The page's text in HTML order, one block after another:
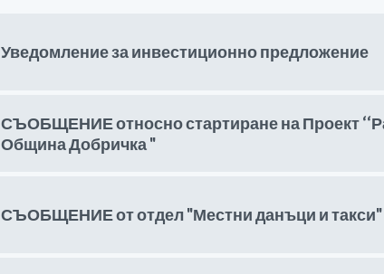
Уведомление за инвестиционно предложение
СЪОБЩЕНИЕ относно стартиране на Проект
Община Добричка "
СЪОБЩЕНИЕ от отдел "Местни данъци и